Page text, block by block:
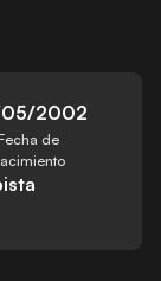
2002
de